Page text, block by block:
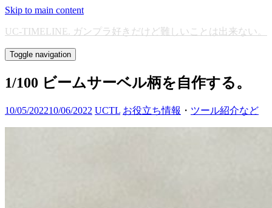
Skip to main content
UC-TIMELINE. ガンプラ好きだけど難しいことは出来ない。
Toggle navigation
1/100 ビームサーベル柄を自作する。
10/05/202210/06/2022 UCTL お役立ち情報 ・ ツール紹介など